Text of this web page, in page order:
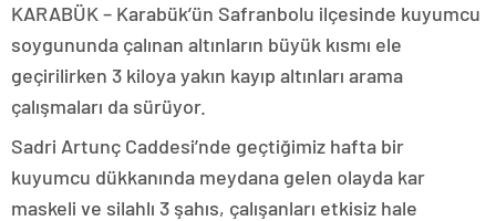
KARABÜK – Karabük’ün Safranbolu ilçesinde kuyumcu
soygununda çalınan altınların büyük kısmı ele
geçirilirken 3 kiloya yakın kayıp altınları arama
çalışmaları da sürüyor.
Sadri Artunç Caddesi’nde geçtiğimiz hafta bir
kuyumcu dükkanında meydana gelen olayda kar
maskeli ve silahlı 3 şahıs, çalışanları etkisiz hale